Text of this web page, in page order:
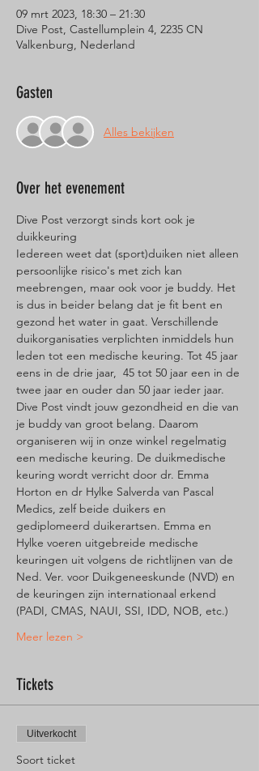
09 mrt 2023, 18:30 – 21:30
Dive Post, Castellumplein 4, 2235 CN
Valkenburg, Nederland
Gasten
Alles bekijken
Over het evenement
Dive Post verzorgt sinds kort ook je
duikkeuring
Iedereen weet dat (sport)duiken niet alleen
persoonlijke risico's met zich kan
meebrengen, maar ook voor je buddy. Het
is dus in beider belang dat je fit bent en
gezond het water in gaat. Verschillende
duikorganisaties verplichten inmiddels hun
leden tot een medische keuring. Tot 45 jaar
eens in de drie jaar,  45 tot 50 jaar een in de
twee jaar en ouder dan 50 jaar ieder jaar.
Dive Post vindt jouw gezondheid en die van
je buddy van groot belang. Daarom
organiseren wij in onze winkel regelmatig
een medische keuring. De duikmedische
keuring wordt verricht door dr. Emma
Horton en dr Hylke Salverda van Pascal
Medics, zelf beide duikers en
gediplomeerd duikerartsen. Emma en
Hylke voeren uitgebreide medische
keuringen uit volgens de richtlijnen van de
Ned. Ver. voor Duikgeneeskunde (NVD) en
de keuringen zijn internationaal erkend
(PADI, CMAS, NAUI, SSI, IDD, NOB, etc.)
Meer lezen >
Tickets
Uitverkocht
Soort ticket